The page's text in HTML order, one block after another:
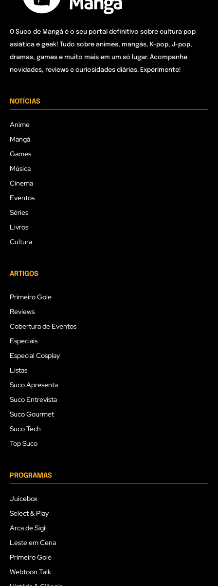
O Suco de Mangá é o seu portal definitivo sobre cultura pop
asiática e geek! Tudo sobre animes, mangás, K-pop, J-pop,
dramas, games e muito mais em um só lugar. Acompanhe
novidades, reviews e curiosidades diárias. Experimente!
NOTÍCIAS
Anime
Mangá
Games
Música
Cinema
Eventos
Séries
Livros
Cultura
ARTIGOS
Primeiro Gole
Reviews
Cobertura de Eventos
Especiais
Especial Cosplay
Listas
Suco Apresenta
Suco Entrevista
Suco Gourmet
Suco Tech
Top Suco
PROGRAMAS
Juicebox
Select & Play
Arca de Sigil
Leste em Cena
Primeiro Gole
Webtoon Talk